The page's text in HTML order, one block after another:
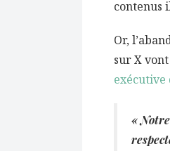
contenus
Or,
sur X
exécutive
«